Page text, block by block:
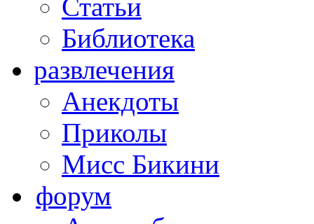
Статьи
Библиотека
развлечения
Анекдоты
Приколы
Мисс Бикини
форум